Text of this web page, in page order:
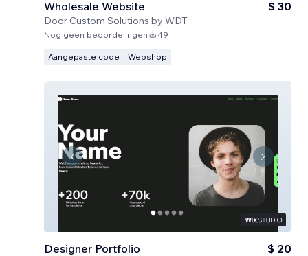
Wholesale Website
Door Custom Solutions by WDT
$ 30
Nog geen beoordelingen 49
Aangepaste code Webshop
Designer Portfolio $ 20